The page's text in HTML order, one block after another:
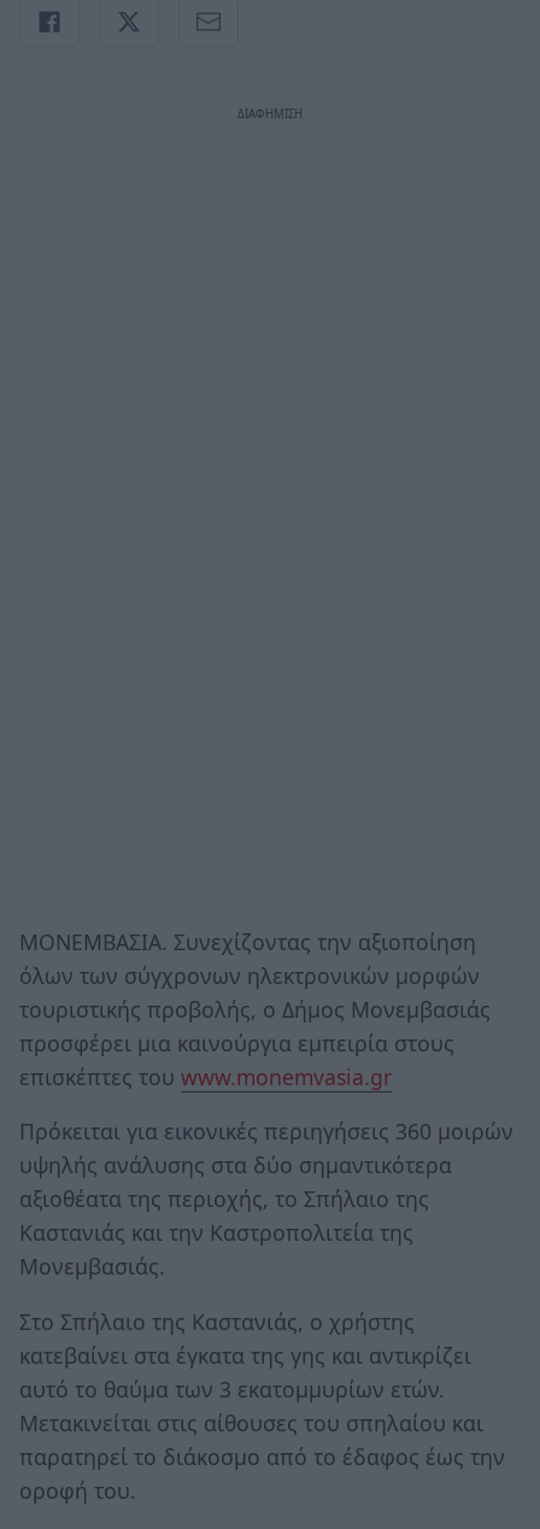
ΜΟΝΕΜΒΑΣΙΑ. Συνεχίζοντας την αξιοποίηση
όλων των σύγχρονων ηλεκτρονικών μορφών
τουριστικής προβολής, ο Δήμος Μονεμβασιάς
προσφέρει μια καινούργια εμπειρία στους
επισκέπτες του www.monemvasia.gr
Πρόκειται για εικονικές περιηγήσεις 360 μοιρών
υψηλής ανάλυσης στα δύο σημαντικότερα
αξιοθέατα της περιοχής, το Σπήλαιο της
Καστανιάς και την Καστροπολιτεία της
Μονεμβασιάς.
Στο Σπήλαιο της Καστανιάς, ο χρήστης
κατεβαίνει στα έγκατα της γης και αντικρίζει
αυτό το θαύμα των 3 εκατομμυρίων ετών.
Μετακινείται στις αίθουσες του σπηλαίου και
παρατηρεί το διάκοσμο από το έδαφος έως την
οροφή του.